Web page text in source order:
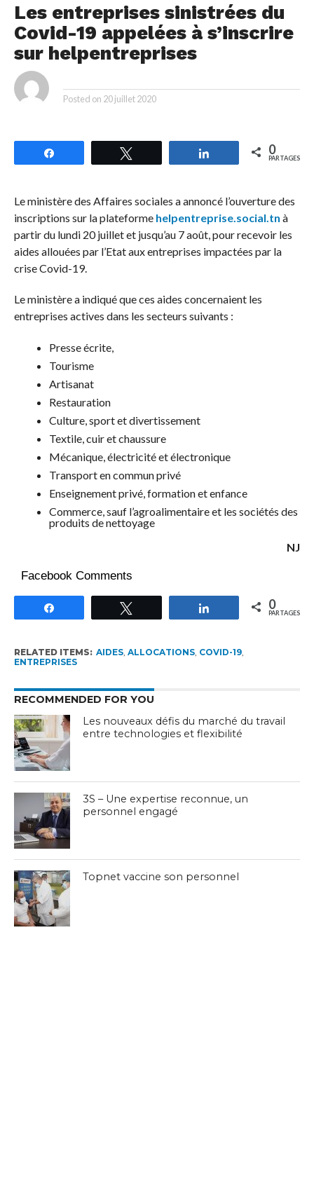
Les entreprises sinistrées du
Covid-19 appelées à s’inscrire
sur helpentreprises
Posted on 20 juillet 2020
Partagez 0
PARTAGES
Le ministère des Affaires sociales a annoncé l’ouverture des
inscriptions sur la plateforme helpentreprise.social.tn à
partir du lundi 20 juillet et jusqu’au 7 août, pour recevoir les
aides allouées par l’Etat aux entreprises impactées par la
crise Covid-19.
Le ministère a indiqué que ces aides concernaient les
entreprises actives dans les secteurs suivants :
Presse écrite,
Tourisme
Artisanat
Restauration
Culture, sport et divertissement
Textile, cuir et chaussure
Mécanique, électricité et électronique
Transport en commun privé
Enseignement privé, formation et enfance
Commerce, sauf l’agroalimentaire et les sociétés des
produits de nettoyage
NJ
Facebook Comments
Partagez 0
PARTAGES
RELATED ITEMS: AIDES, ALLOCATIONS, COVID-19,
ENTREPRISES
RECOMMENDED FOR YOU
Les nouveaux défis du marché du travail
entre technologies et flexibilité
3S – Une expertise reconnue, un
personnel engagé
Topnet vaccine son personnel